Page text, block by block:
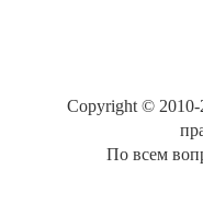
Copyright © 2010-
По всем